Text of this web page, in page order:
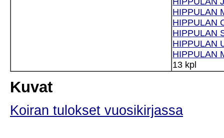
HIPPULAN
HIPPULAN
HIPPULAN
HIPPULAN
HIPPULAN
13 kpl
Kuvat
Koiran tulokset vuosikirjassa